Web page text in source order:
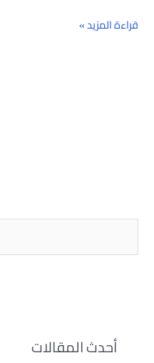
قراءة المزيد »
أحدث المقالات